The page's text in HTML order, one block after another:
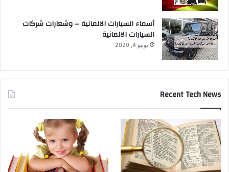
أسماء السيارات الالمانية – وشعارات شركات
السيارات الالمانية
يونيو 4, 2020
Recent Tech News